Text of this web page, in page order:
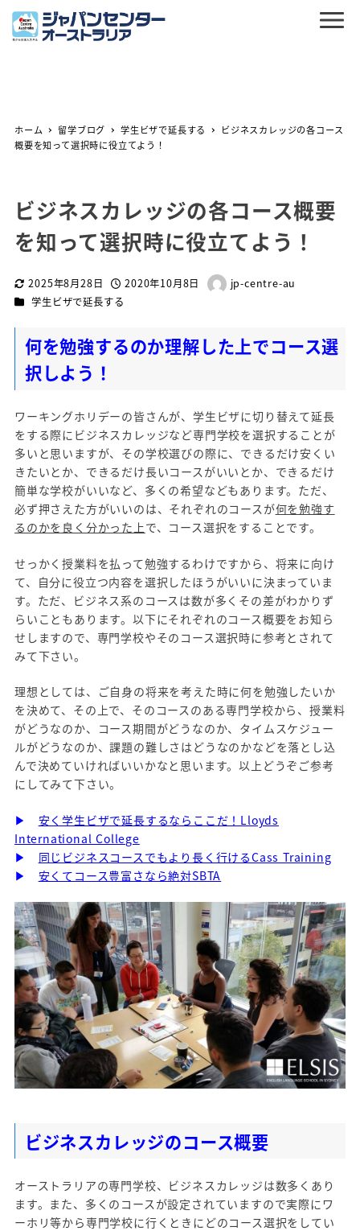
ホーム 留学ブログ 学生ビザで延長する
ビジネスカレッジの各コース
概要を知って選択時に役立てよう！
ビジネスカレッジの各コース概要
を知って選択時に役立てよう！
更新日2025年8月28日 投稿日2020年10月8日
著
jp-centre-au
カテゴリー
学生ビザで延長する
何を勉強するのか理解した上でコース選
択しよう！
ワーキングホリデーの皆さんが、学生ビザに切り替えて延長
をする際にビジネスカレッジなど専門学校を選択することが
多いと思いますが、その学校選びの際に、できるだけ安くい
きたいとか、できるだけ長いコースがいいとか、できるだけ
簡単な学校がいいなど、多くの希望などもあります。ただ、
必ず押さえた方がいいのは、それぞれのコースが何を勉強す
るのかを良く分かった上で、コース選択をすることです。
せっかく授業料を払って勉強するわけですから、将来に向け
て、自分に役立つ内容を選択したほうがいいに決まっていま
す。ただ、ビジネス系のコースは数が多くその差がわかりず
らいこともあります。以下にそれぞれのコース概要をお知ら
せしますので、専門学校やそのコース選択時に参考とされて
みて下さい。
理想としては、ご自身の将来を考えた時に何を勉強したいか
を決めて、その上で、そのコースのある専門学校から、授業料
がどうなのか、コース期間がどうなのか、タイムスケジュー
ルがどうなのか、課題の難しさはどうなのかなどを落とし込
んで決めていければいいかなと思います。以上どうぞご参考
にしてみて下さい。
▶
安く学生ビザで延長するならここだ！Lloyds
International College
▶
同じビジネスコースでもより長く行けるCass Training
▶
安くてコース豊富さなら絶対SBTA
ビジネスカレッジのコース概要
オーストラリアの専門学校、ビジネスカレッジは数多くあり
ます。また、多くのコースが設定されていますので実際にワ
ーホリ等から専門学校に行くときにどのコース選択をしてい